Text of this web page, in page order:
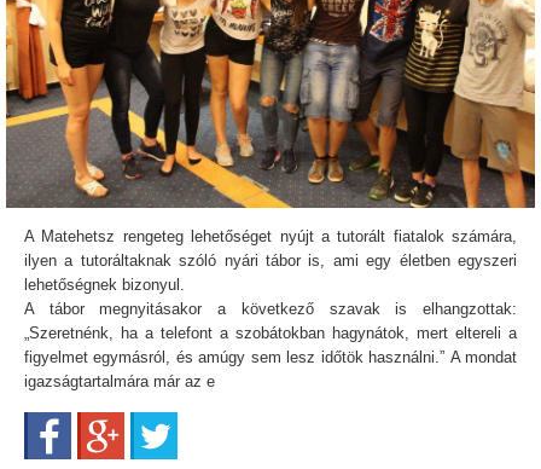
A Matehetsz rengeteg lehetőséget nyújt a tutorált fiatalok számára,
ilyen a tutoráltaknak szóló nyári tábor is, ami egy életben egyszeri
lehetőségnek bizonyul.
A tábor megnyitásakor a következő szavak is elhangzottak:
„Szeretnénk, ha a telefont a szobátokban hagynátok, mert eltereli a
figyelmet egymásról, és amúgy sem lesz időtök használni.” A mondat
igazságtartalmára már az e
FacebookGoogle+